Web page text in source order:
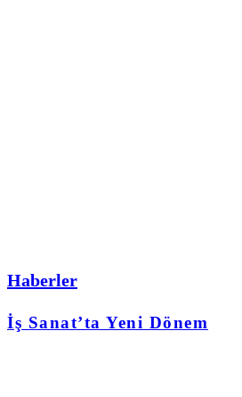
Haberler
İş Sanat’ta Yeni Dönem